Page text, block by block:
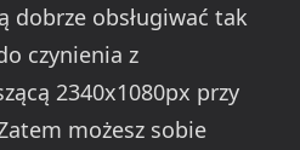
dobrze obsługiwać tak
czynienia z
2340x1080px przy
możesz sobie